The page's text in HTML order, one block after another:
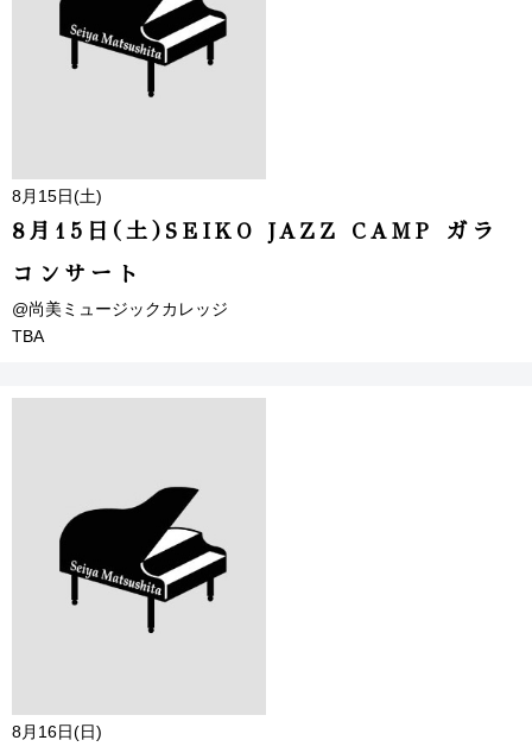
8月15日(土)
8月15日(土)SEIKO JAZZ CAMP ガラ
コンサート
@尚美ミュージックカレッジ
TBA
8月16日(日)